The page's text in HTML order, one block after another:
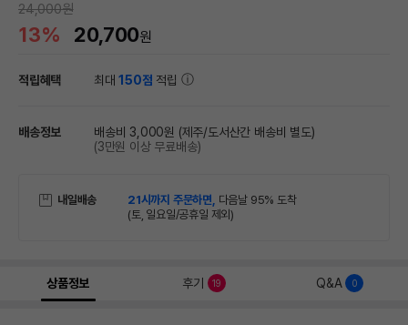
24,000원
13% 20,700원
적립혜택 최대150점 적립
배송정보 배송비 3,000원 (제주/도서산간 배송비 별도)
(3만원 이상 무료배송)
내일배송 21시까지 주문하면, 다음날 95% 도착
(토, 일요일/공휴일 제외)
상품정보 후기 19 Q&A 0